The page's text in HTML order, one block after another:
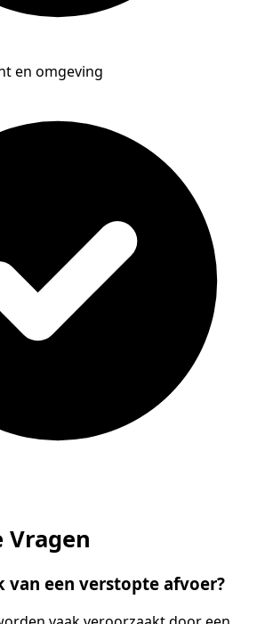
en omgeving
Vragen
van een verstopte afvoer?